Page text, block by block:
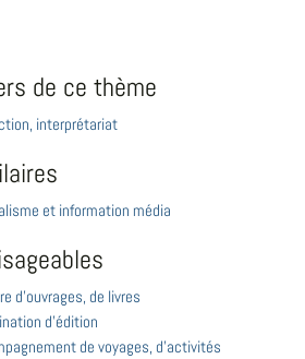
de ce thème
interprétariat
et information média
d'ouvrages, de livres
d'édition
de voyages, d'activités